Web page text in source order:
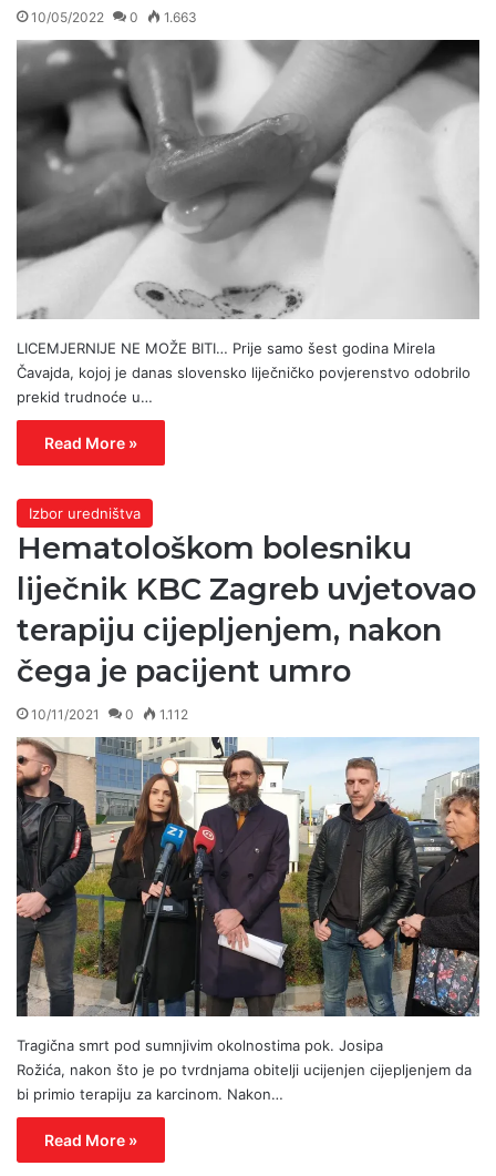
10/05/2022 0 1.663
LICEMJERNIJE NE MOŽE BITI… Prije samo šest godina Mirela
Čavajda, kojoj je danas slovensko liječničko povjerenstvo odobrilo
prekid trudnoće u…
Read More »
Izbor uredništva
Hematološkom bolesniku
liječnik KBC Zagreb uvjetovao
terapiju cijepljenjem, nakon
čega je pacijent umro
10/11/2021 0 1.112
Tragična smrt pod sumnjivim okolnostima pok. Josipa
Rožića, nakon što je po tvrdnjama obitelji ucijenjen cijepljenjem da
bi primio terapiju za karcinom. Nakon…
Read More »